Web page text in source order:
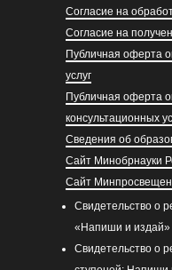
Согласие на
Согласие на
Публичная оферта
услуг
Публичная оферта
консультационных
Сведения об
Сайт Минобрнауки
Сайт
Свидетельство о
«Напиши и издай»
Свидетельство о